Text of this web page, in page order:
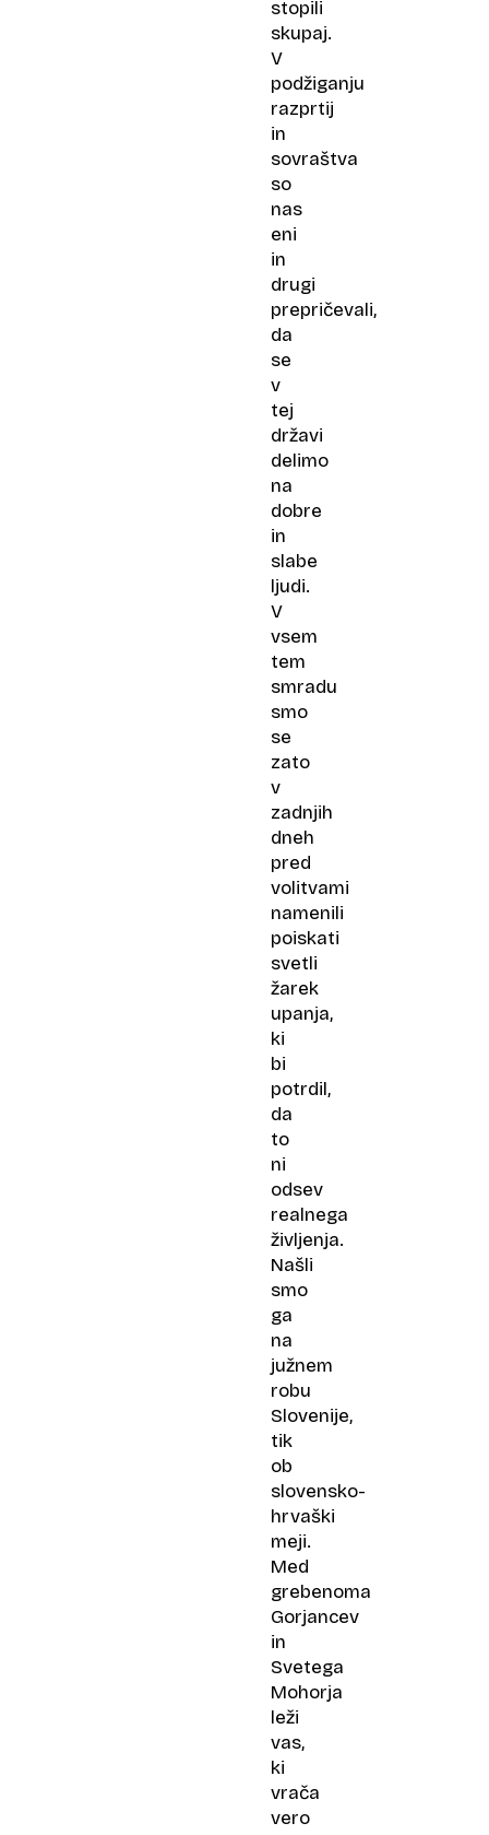
stopili
skupaj.
V
podžiganju
razprtij
in
sovraštva
so
nas
eni
in
drugi
prepričevali,
da
se
v
tej
državi
delimo
na
dobre
in
slabe
ljudi.
V
vsem
tem
smradu
smo
se
zato
v
zadnjih
dneh
pred
volitvami
namenili
poiskati
svetli
žarek
upanja,
ki
bi
potrdil,
da
to
ni
odsev
realnega
življenja.
Našli
smo
ga
na
južnem
robu
Slovenije,
tik
ob
slovensko-
hrvaški
meji.
Med
grebenoma
Gorjancev
in
Svetega
Mohorja
leži
vas,
ki
vrača
vero